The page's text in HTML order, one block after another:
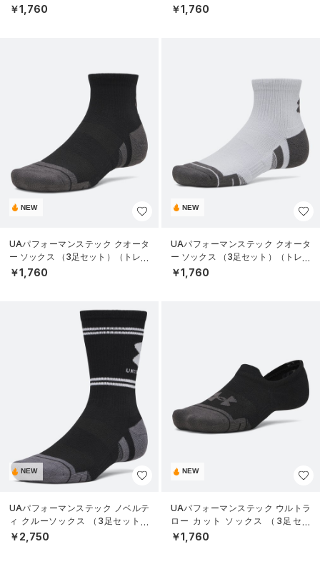
ニング/UNISEX）
￥1,760
ニング/UNISEX）
￥1,760
NEW
UAパフォーマンステック クオータ
ー ソックス （3足セット）（トレー
ニング/UNISEX）
￥1,760
NEW
UAパフォーマンステック クオータ
ー ソックス （3足セット）（トレー
ニング/UNISEX）
￥1,760
NEW
UAパフォーマンステック ノベルテ
ィ クルーソックス （3足セット）
（トレーニング/UNISEX）
￥2,750
NEW
UAパフォーマンステック ウルトラ
ロー カット ソックス （3足セッ
ト）（トレーニング/UNISEX）
￥1,760